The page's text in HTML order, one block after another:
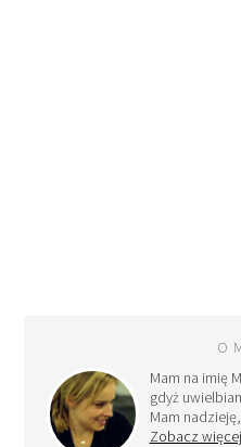
O
Mam na imię
gdyż
Mam
Zobacz więcej